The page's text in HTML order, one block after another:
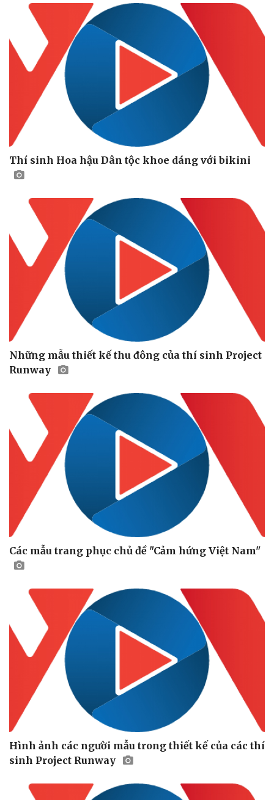
Pháp luật
Vụ án
Tin nóng
Quân sự - Quốc phòng
Việt Nam
Thí sinh Hoa hậu Dân tộc khoe dáng với bikini
Những mẫu thiết kế thu đông của thí sinh Project
Runway
Các mẫu trang phục chủ đề "Cảm hứng Việt Nam"
Hình ảnh các người mẫu trong thiết kế của các thí
sinh Project Runway